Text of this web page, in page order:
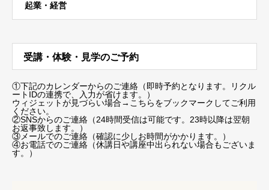
起業・経営
受講・体験・見学のご予約
①下記のカレンダーからのご連絡（即時予約となります。リクル
ートIDの連携で、入力が省けます。）
ウィジェットが見づらい場合→こちらをブックマーク してご利用
ください。
②SNSからのご連絡（24時間受信は可能です。23時以降は翌朝
お返事致します。）
③メールでのご連絡（確認に少しお時間がかかります。）
④お電話でのご連絡（休講日や講座中出られない場合もございま
す。）